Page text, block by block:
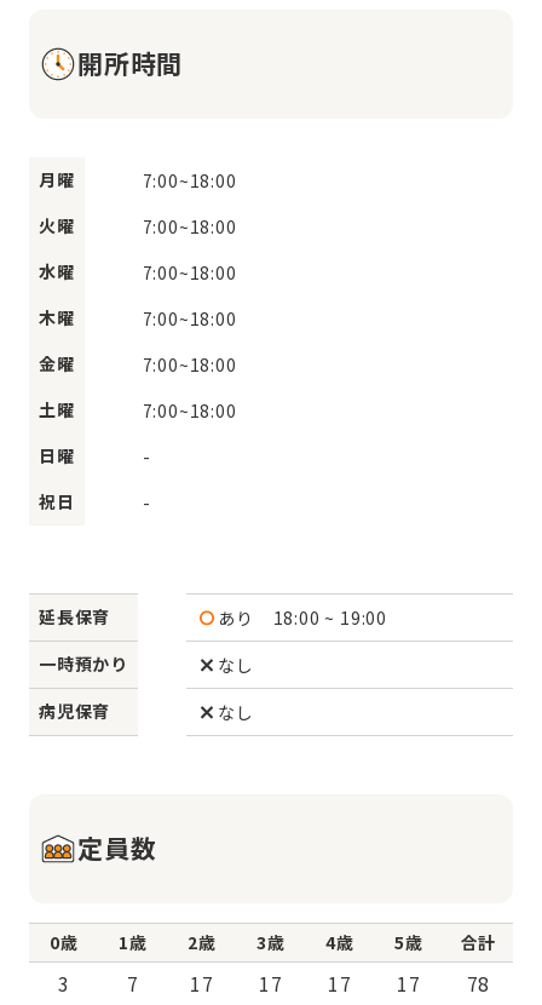
開所時間
月曜 7:00~18:00
火曜
7:00~18:00
水曜
7:00~18:00
木曜
7:00~18:00
金曜
7:00~18:00
土曜
7:00~18:00
日曜
-
祝日
-
延長保育 あり
18:00 ~ 19:00
一時預かり
なし
病児保育
なし
定員数
0歳 1歳 2歳 3歳 4歳 5歳 合計
3 7 17 17 17 17 78